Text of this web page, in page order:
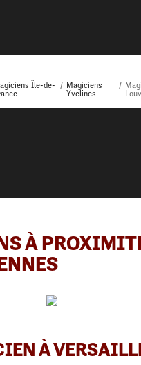
Île-de- / Magiciens
Yvelines
/
À
À